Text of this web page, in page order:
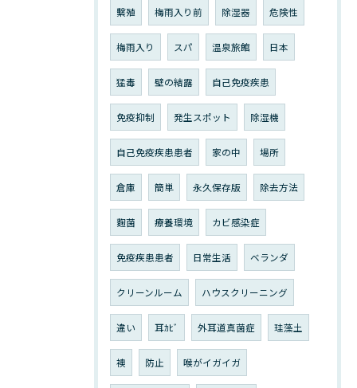
繫殖 梅雨入り前 除湿器 危険性
梅雨入り スパ 温泉旅館 日本
猛毒 壁の結露 自己免疫疾患
免疫抑制 発生スポット 除湿機
自己免疫疾患患者 家の中 場所
倉庫 簡単 永久保存版 除去方法
麴菌 療養環境 カビ感染症
免疫疾患患者 日常生活 ベランダ
クリーンルーム ハウスクリーニング
違い 耳ｶﾋﾞ 外耳道真菌症 珪藻土
襖 防止 喉がイガイガ